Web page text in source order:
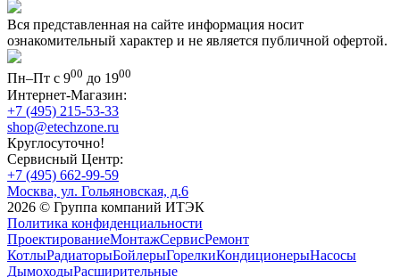
Вся представленная на сайте информация носит
ознакомительный характер и не является публичной офертой.
Пн–Пт с 900 до 1900
Интернет-Магазин:
+7 (495) 215-53-33
shop@etechzone.ru
Круглосуточно!
Сервисный Центр:
+7 (495) 662-99-59
Москва, ул. Гольяновская, д.6
2026 © Группа компаний ИТЭК
Политика конфиденциальности
ПроектированиеМонтажСервисРемонт
КотлыРадиаторыБойлерыГорелкиКондиционерыНасосы
ДымоходыРасширительные